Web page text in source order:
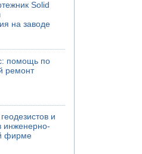
Solid
на заводе
помощь по
ремонт
и
инженерно-
фирме